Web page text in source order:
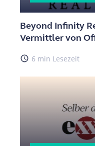
Beyond Infinity
Vermittler von
access_time 6 min Lesezeit